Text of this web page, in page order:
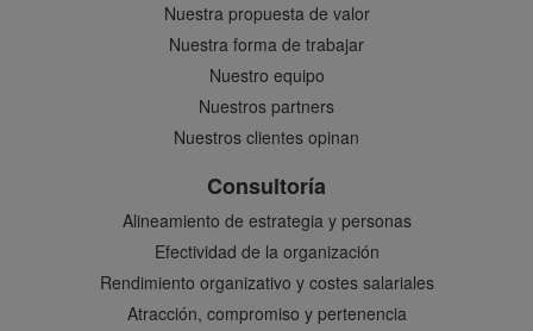
Nuestra propuesta de valor
Nuestra forma de trabajar
Nuestro equipo
Nuestros partners
Nuestros clientes opinan
Consultoría
Alineamiento de estrategia y personas
Efectividad de la organización
Rendimiento organizativo y costes salariales
Atracción, compromiso y pertenencia